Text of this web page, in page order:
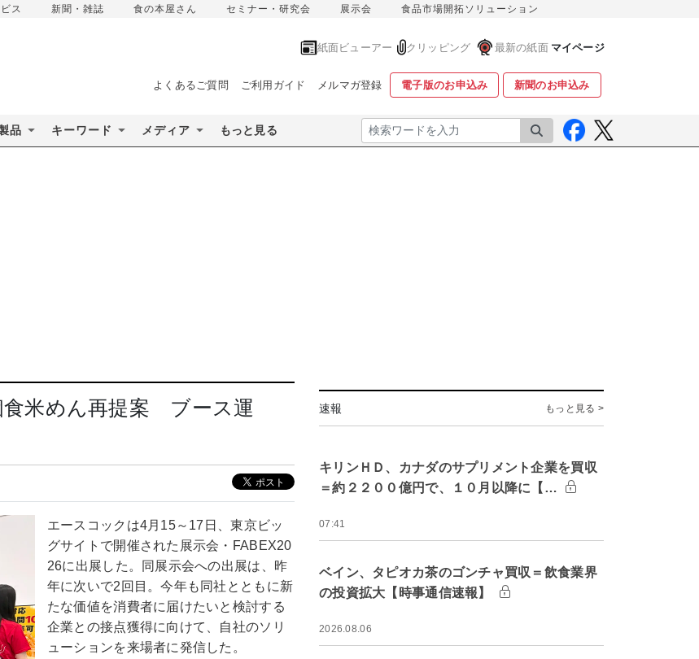
ス 新聞・雑誌 食の本屋さん セミナー・研究会 展示会 食品市場開拓ソリューション
紙面ビューアー クリッピング 最新の紙面 マイページ
よくあるご質問 ご利用ガイド メルマガ登録 電子版のお申込み 新聞のお申込み
品 キーワード メディア もっと見る 検索
食米めん再提案 ブース運
エースコックは4月15～17日、東京ビッ
グサイトで開催された展示会・FABEX20
26に出展した。同展示会への出展は、昨
年に次いで2回目。今年も同社とともに新
たな価値を消費者に届けたいと検討する
企業との接点獲得に向けて、自社のソリ
ューションを来場者に発信した。
速報 もっと見る >
キリンＨＤ、カナダのサプリメント企業を買収
＝約２２００億円で、１０月以降に【…
07:41
ベイン、タピオカ茶のゴンチャ買収＝飲食業界
の投資拡大【時事通信速報】
2026.08.06